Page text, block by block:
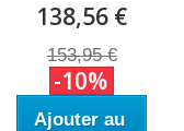
138,56 €
153,95 €
-10%
Ajouter au